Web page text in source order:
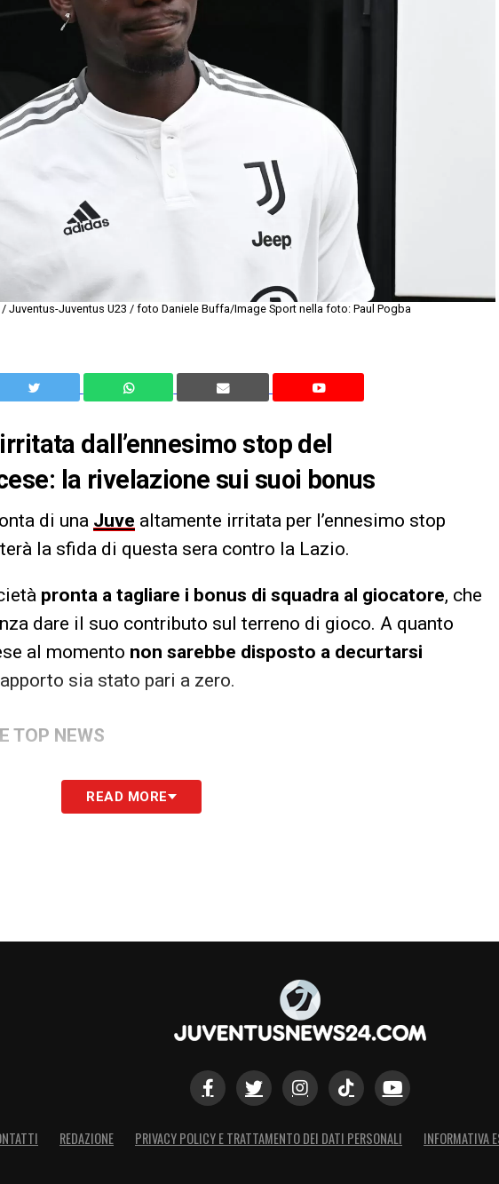
Juventus-Juventus U23 / foto Daniele Buffa/Image Sport nella foto: Paul Pogba
dall’ennesimo stop del
la rivelazione sui suoi bonus
di una Juve altamente irritata per l’ennesimo stop
la sfida di questa sera contro la Lazio.
pronta a tagliare i bonus di squadra al giocatore, che
dare il suo contributo sul terreno di gioco. A quanto
al momento non sarebbe disposto a decurtarsi
sia stato pari a zero.
TOP NEWS
READ MORE
REDAZIONE PRIVACY POLICY E TRATTAMENTO DEI DATI PERSONALI INFORMATIVA